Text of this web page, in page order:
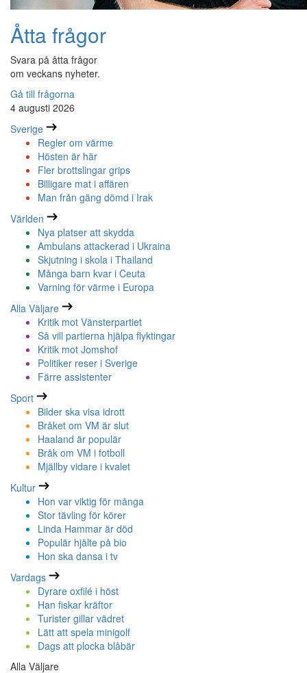
Åtta frågor
Svara på åtta frågor
om veckans nyheter.
Gå till frågorna
4 augusti 2026
Sverige
Regler om värme
Hösten är här
Fler brottslingar grips
Billigare mat i affären
Man från gäng dömd i Irak
Världen
Nya platser att skydda
Ambulans attackerad i Ukraina
Skjutning i skola i Thailand
Många barn kvar i Ceuta
Varning för värme i Europa
Alla Väljare
Kritik mot Vänsterpartiet
Så vill partierna hjälpa flyktingar
Kritik mot Jomshof
Politiker reser i Sverige
Färre assistenter
Sport
Bilder ska visa idrott
Bråket om VM är slut
Haaland är populär
Bråk om VM i fotboll
Mjällby vidare i kvalet
Kultur
Hon var viktig för många
Stor tävling för körer
Linda Hammar är död
Populär hjälte på bio
Hon ska dansa i tv
Vardags
Dyrare oxfilé i höst
Han fiskar kräftor
Turister gillar vädret
Lätt att spela minigolf
Dags att plocka blåbär
Alla Väljare